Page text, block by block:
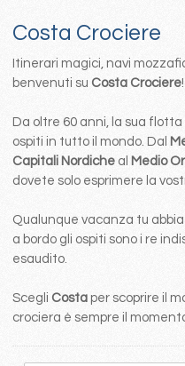
Costa Crociere
Itinerari magici, navi
benvenuti su Costa Crociere!
Da oltre 60 anni, la sua
ospiti in tutto il mondo. Dal
Capitali Nordicheal Medio
dovete solo esprimere la
Qualunque vacanza tu
a bordo gli ospiti sono i re
esaudito.
Scegli Costa per scoprire il
crociera è sempre il